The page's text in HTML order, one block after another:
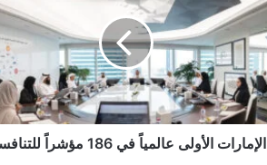
الإمارات الأولى عالمياً في 186 مؤشراً للتنافسية